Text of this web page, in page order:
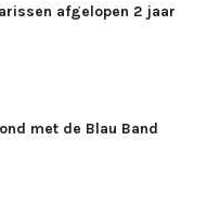
afgelopen 2 jaar
met de Blau Band